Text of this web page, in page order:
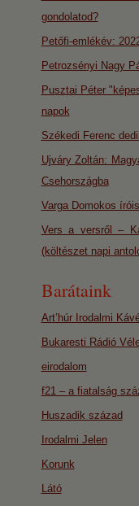
gondolatod?
Petőfi-emlékév:
Petrozsényi Nagy
Pusztai Péter
napok
Székedi Ferenc
Ujváry Zoltán:
Csehországba
Varga Domokos
Vers a versről –
(költészet napi
Barátaink
Art’húr Irodalmi
Bukaresti Rádió
eirodalom
f21 – a fiatalság
Huszadik század
Irodalmi Jelen
Korunk
Látó